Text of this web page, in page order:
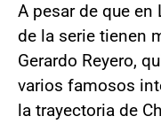
A pesar de que
de la serie tienen
Gerardo Reyero,
varios famosos
la trayectoria de